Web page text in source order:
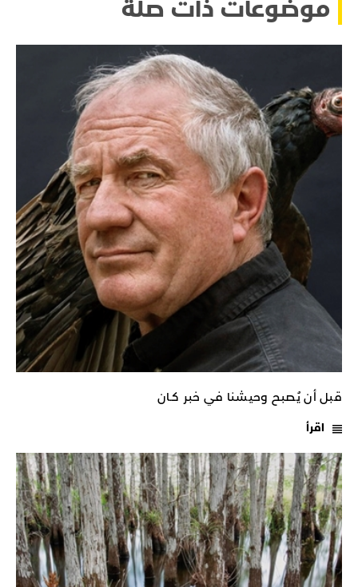
موضوعات ذات صلة
قبل أن يُصبح وحيشنا في خبر كـان
اقرأ